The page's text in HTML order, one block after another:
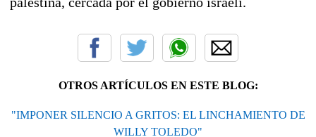
OTROS ARTÍCULOS EN ESTE BLOG:
"IMPONER SILENCIO A GRITOS: EL LINCHAMIENTO DE
WILLY TOLEDO"